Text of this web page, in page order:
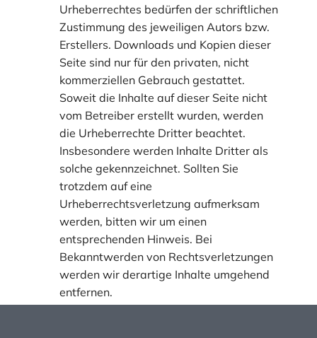
Urheberrechtes bedürfen der schriftlichen
Zustimmung des jeweiligen Autors bzw.
Erstellers. Downloads und Kopien dieser
Seite sind nur für den privaten, nicht
kommerziellen Gebrauch gestattet.
Soweit die Inhalte auf dieser Seite nicht
vom Betreiber erstellt wurden, werden
die Urheberrechte Dritter beachtet.
Insbesondere werden Inhalte Dritter als
solche gekennzeichnet. Sollten Sie
trotzdem auf eine
Urheberrechtsverletzung aufmerksam
werden, bitten wir um einen
entsprechenden Hinweis. Bei
Bekanntwerden von Rechtsverletzungen
werden wir derartige Inhalte umgehend
entfernen.